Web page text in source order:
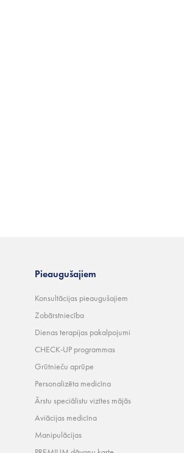
Pieaugušajiem
Konsultācijas pieaugušajiem
Zobārstniecība
Dienas terapijas pakalpojumi
CHECK-UP programmas
Grūtnieču aprūpe
Personalizēta medicīna
Ārstu speciālistu vizītes mājās
Aviācijas medicīna
Manipulācijas